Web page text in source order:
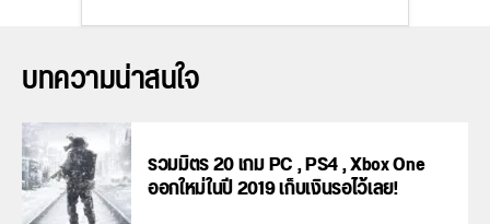
บทความน่าสนใจ
รวมมิตร 20 เกม PC , PS4 , Xbox One
ออกใหม่ในปี 2019 เก็บเงินรอไว้เลย!